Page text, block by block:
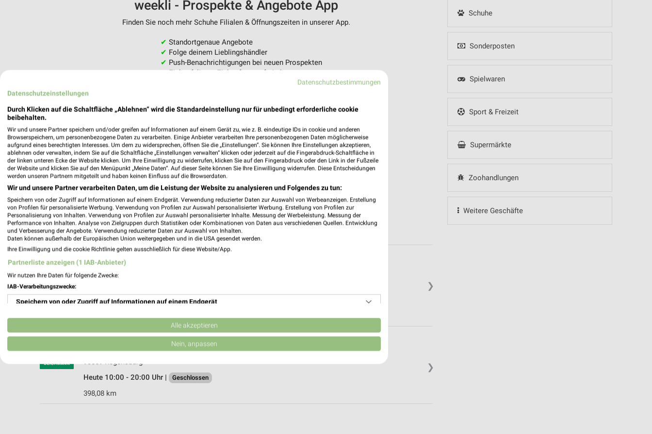
Schuhe
Sonderposten
Spielwaren
Sport & Freizeit
Supermärkte
Zoohandlungen
Weitere Geschäfte
weekli - Prospekte & Angebote App
Finden Sie noch mehr Schuhe Filialen & Öffnungszeiten in unserer App.
✔ Standortgenaue Angebote
✔ Folge deinem Lieblingshändler
✔ Push-Benachrichtigungen bei neuen Prospekten
✔Einkaufsliste - Einkauf stressfrei planen
❯
DEICHMANN Schwandorf
92421 Schwandorf
Heute 09:00 - 19:00 Uhr | Geschlossen
❯
Hans-Hayder-Straße 2
93059 Regensburg
Heute 10:00 - 20:00 Uhr |
Geschlossen
398,08 km
Datenschutzbestimmungen
Datenschutzeinstellungen
Durch Klicken auf die Schaltfläche „Ablehnen“ wird die Standardeinstellung nur für unbedingt erforderliche cookie
beibehalten.
Wir und unsere Partner speichern und/oder greifen auf Informationen auf einem Gerät zu, wie z. B. eindeutige IDs in cookie und anderen
Browserspeichern, um personenbezogene Daten zu verarbeiten. Einige Anbieter verarbeiten Ihre personenbezogenen Daten möglicherweise
aufgrund eines berechtigten Interesses. Um dem zu widersprechen, öffnen Sie die „Einstellungen“. Sie können Ihre Einstellungen akzeptieren,
ablehnen oder verwalten, indem Sie auf die Schaltfläche „Einstellungen verwalten“ klicken oder jederzeit auf die Fingerabdruck-Schaltfläche in
der linken unteren Ecke der Website klicken. Um Ihre Einwilligung zu widerrufen, klicken Sie auf den Fingerabdruck oder den Link in der Fußzeile
der Website und klicken Sie auf den Menüpunkt „Meine Daten“. Auf dieser Seite können Sie Ihre Einwilligung widerrufen. Diese Entscheidungen
werden unseren Partnern mitgeteilt und haben keinen Einfluss auf die Browserdaten.
Wir und unsere Partner verarbeiten Daten, um die Leistung der Website zu analysieren und Folgendes zu tun:
Speichern von oder Zugriff auf Informationen auf einem Endgerät. Verwendung reduzierter Daten zur Auswahl von Werbeanzeigen. Erstellung
von Profilen für personalisierte Werbung. Verwendung von Profilen zur Auswahl personalisierter Werbung. Erstellung von Profilen zur
Personalisierung von Inhalten. Verwendung von Profilen zur Auswahl personalisierter Inhalte. Messung der Werbeleistung. Messung der
Performance von Inhalten. Analyse von Zielgruppen durch Statistiken oder Kombinationen von Daten aus verschiedenen Quellen. Entwicklung
und Verbesserung der Angebote. Verwendung reduzierter Daten zur Auswahl von Inhalten.
Daten können außerhalb der Europäischen Union weitergegeben und in die USA gesendet werden.
Ihre Einwilligung und die cookie Richtlinie gelten ausschließlich für diese Website/App.
Partnerliste anzeigen (1 IAB-Anbieter)
Wir nutzen Ihre Daten für folgende Zwecke:
IAB-Verarbeitungszwecke:
Speichern von oder Zugriff auf Informationen auf einem Endgerät
Verwendung reduzierter Daten zur Auswahl von Werbeanzeigen
Erstellung von Profilen für personalisierte Werbung
Erstellung von Profilen zur Personalisierung von Inhalten
Alle akzeptieren
Nein, anpassen